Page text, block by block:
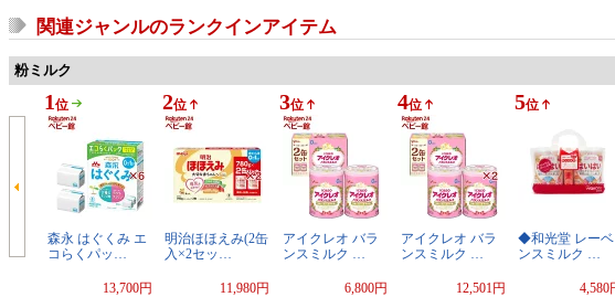
関連ジャンルのランクインアイテム
粉ミルク
1 位
森永 はぐくみ エ
コらくパッ…
13,700円
2位
明治ほほえみ(2缶
入×2セッ…
11,980円
3位
アイクレオ バラ
ンスミルク …
6,800円
4位
アイクレオ バラ
ンスミルク …
12,501円
5位
◆和光堂 レーベ
ンスミルク …
4,580